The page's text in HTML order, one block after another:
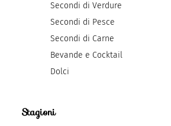
Secondi di Verdure
Secondi di Pesce
Secondi di Carne
Bevande e Cocktail
Dolci
Stagioni